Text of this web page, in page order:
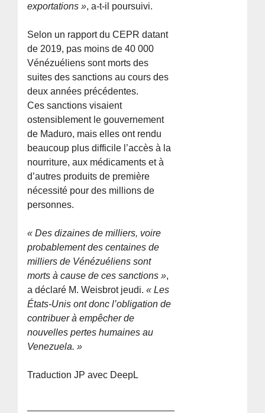
exportations », a-t-il poursuivi.
Selon un rapport du CEPR datant
de 2019, pas moins de 40 000
Vénézuéliens sont morts des
suites des sanctions au cours des
deux années précédentes.
Ces sanctions visaient
ostensiblement le gouvernement
de Maduro, mais elles ont rendu
beaucoup plus difficile l’accès à la
nourriture, aux médicaments et à
d’autres produits de première
nécessité pour des millions de
personnes.
« Des dizaines de milliers, voire
probablement des centaines de
milliers de Vénézuéliens sont
morts à cause de ces sanctions »,
a déclaré M. Weisbrot jeudi. « Les
États-Unis ont donc l’obligation de
contribuer à empêcher de
nouvelles pertes humaines au
Venezuela. »
Traduction JP avec DeepL